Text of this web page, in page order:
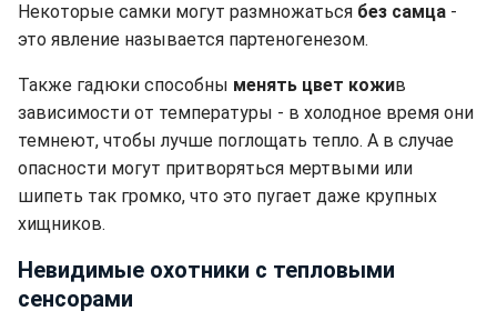
Некоторые самки могут размножаться без самца -
это явление называется партеногенезом.
Также гадюки способны менять цвет кожив
зависимости от температуры - в холодное время они
темнеют, чтобы лучше поглощать тепло. А в случае
опасности могут притворяться мертвыми или
шипеть так громко, что это пугает даже крупных
хищников.
Невидимые охотники с тепловыми
сенсорами